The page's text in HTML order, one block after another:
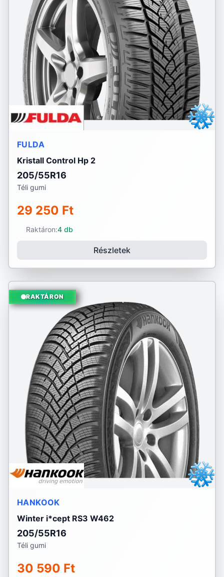
FULDA
Kristall Control Hp 2
205/55R16
Téli gumi
29 250 Ft
Raktáron:4 db
Részletek
RAKTÁRON
HANKOOK
Winter i*cept RS3 W462
205/55R16
Téli gumi
30 590 Ft